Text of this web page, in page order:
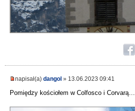
napisał(a) dangol » 13.06.2023 09:41
Pomiędzy kościołem w Colfosco i Corvarą…